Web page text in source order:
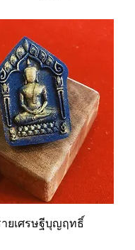
ยเศรษฐีบุญฤทธิ์